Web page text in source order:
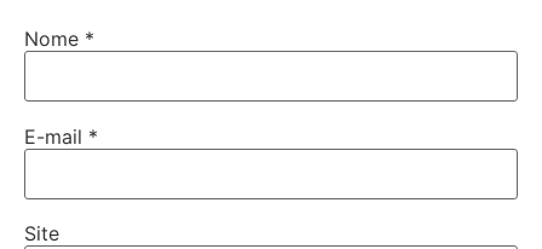
Nome *
E-mail *
Site